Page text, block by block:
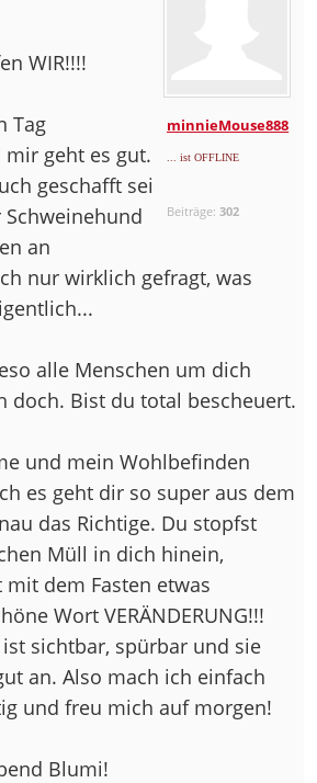
minnieMouse888
... ist OFFLINE
Beiträge:302
WIR!!!!
Tag
geht es gut.
geschafft sei
an
nur wirklich gefragt, was
alle Menschen um dich
doch. Bist du total bescheuert.
und mein Wohlbefinden
es geht dir so super aus dem
das Richtige. Du stopfst
Müll in dich hinein,
dem Fasten etwas
Wort VERÄNDERUNG!!!
sichtbar, spürbar und sie
an. Also mach ich einfach
und freu mich auf morgen!
Blumi!